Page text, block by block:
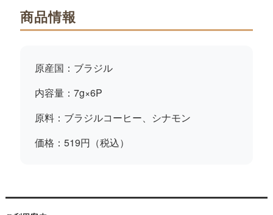
商品情報
原産国： ブラジル
内容量： 7g×6P
原料： ブラジルコーヒー、シナモン
価格： 519円（税込）